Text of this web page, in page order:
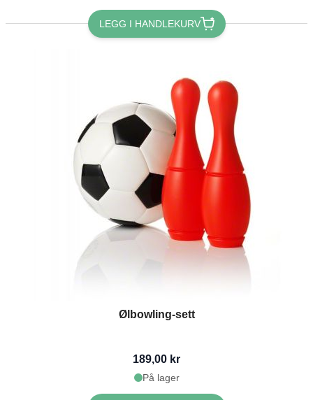
LEGG I HANDLEKURV
Ølbowling-sett
The price depends on the options chosen on the product page
189,00 kr
På lager